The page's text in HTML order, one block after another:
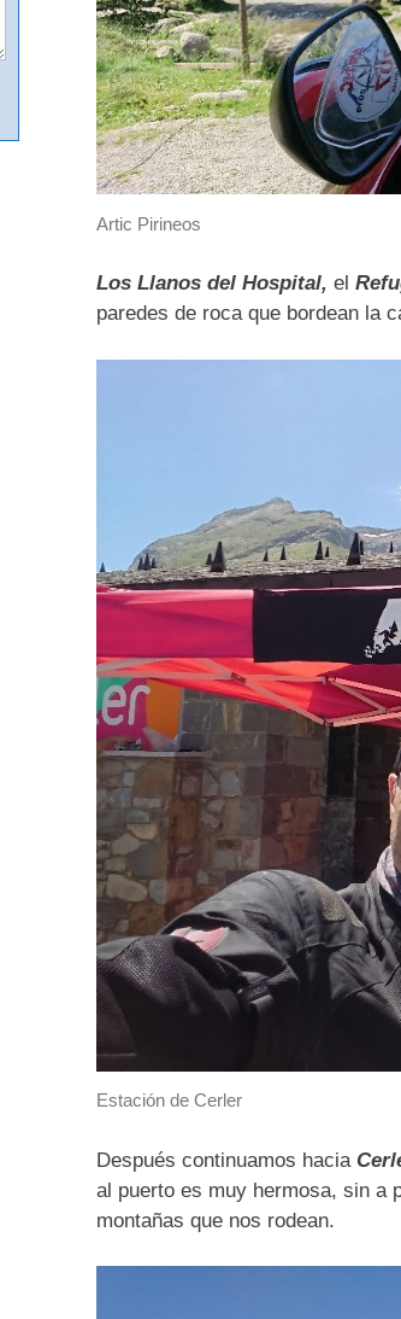
Artic Pirineos
Los Llanos del Hospital, el
paredes de roca que bordean la
Estación de Cerler
Después continuamos hacia
al puerto es muy hermosa, sin a
montañas que nos rodean.